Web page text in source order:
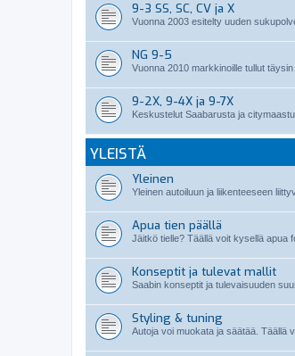
9-3 SS, SC, CV ja X
Vuonna 2003 esitelty uuden
NG 9-5
Vuonna 2010 markkinoille tullut täysin
9-2X, 9-4X ja 9-7X
Keskustelut Saabarusta ja
YLEISTÄ
Yleinen
Yleinen autoiluun ja liikenteeseen
Apua tien päällä
Jäitkö tielle? Täällä voit kysellä apua
Konseptit ja tulevat mallit
Saabin konseptit ja tulevaisuuden
Styling & tuning
Autoja voi muokata ja säätää. Täällä